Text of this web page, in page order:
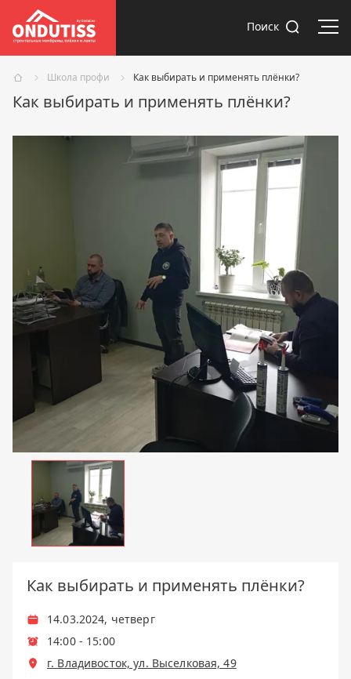
Поиск
Школа профи Как выбирать и применять плёнки?
Как выбирать и применять плёнки?
Как выбирать и применять плёнки?
Дата14.03.2024, четверг
Время начала
14:00 - 15:00
Местог. Владивосток, ул. Выселковая, 49